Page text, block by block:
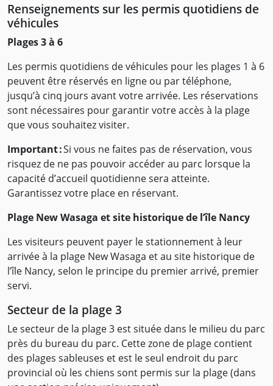
Renseignements sur les permis quotidiens de
véhicules
Plages 3 à 6
Les permis quotidiens de véhicules pour les plages 1 à 6
peuvent être réservés en ligne ou par téléphone,
jusqu’à cinq jours avant votre arrivée. Les réservations
sont nécessaires pour garantir votre accès à la plage
que vous souhaitez visiter.
Important :Si vous ne faites pas de réservation, vous
risquez de ne pas pouvoir accéder au parc lorsque la
capacité d’accueil quotidienne sera atteinte.
Garantissez votre place en réservant.
Plage New Wasaga et site historique de l’île Nancy
Les visiteurs peuvent payer le stationnement à leur
arrivée à la plage New Wasaga et au site historique de
l’île Nancy, selon le principe du premier arrivé, premier
servi.
Secteur de la plage 3
Le secteur de la plage 3 est située dans le milieu du parc
près du bureau du parc. Cette zone de plage contient
des plages sableuses et est le seul endroit du parc
provincial où les chiens sont permis sur la plage (dans